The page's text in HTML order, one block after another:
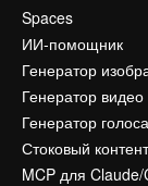
Spaces
ИИ-помощник
Генератор
Генератор
Генератор
Стоковый контент
MCP для